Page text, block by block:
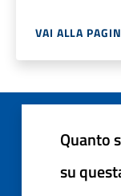
VAI ALLA
Quanto
su